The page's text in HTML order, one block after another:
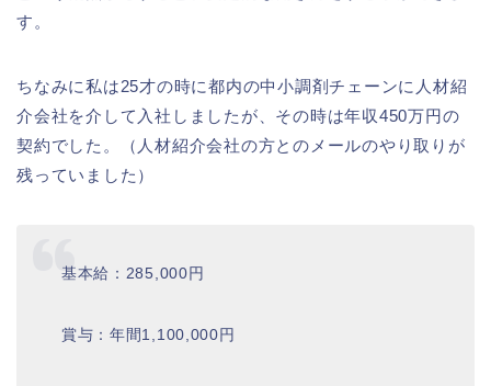
す。
ちなみに私は25才の時に都内の中小調剤チェーンに人材紹
介会社を介して入社しましたが、その時は年収450万円の
契約でした。（人材紹介会社の方とのメールのやり取りが
残っていました）
基本給：285,000円
賞与：年間1,100,000円